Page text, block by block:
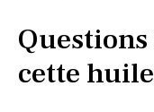
cette huile